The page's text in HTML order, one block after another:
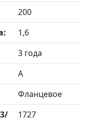
200
1,6
3 года
А
Фланцевое
1727